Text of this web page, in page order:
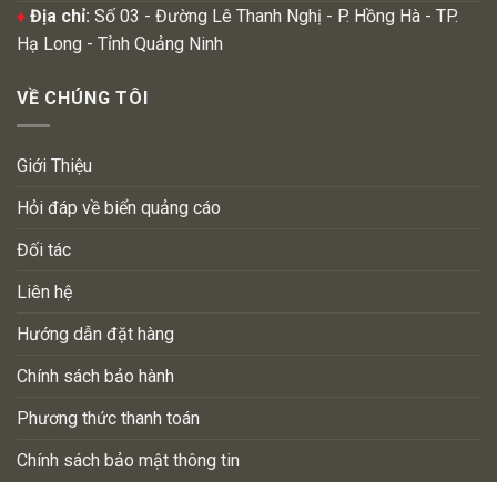
♦ Địa chỉ: Số 03 - Đường Lê Thanh Nghị - P. Hồng Hà - TP.
Hạ Long - Tỉnh Quảng Ninh
VỀ CHÚNG TÔI
Giới Thiệu
Hỏi đáp về biển quảng cáo
Đối tác
Liên hệ
Hướng dẫn đặt hàng
Chính sách bảo hành
Phương thức thanh toán
Chính sách bảo mật thông tin